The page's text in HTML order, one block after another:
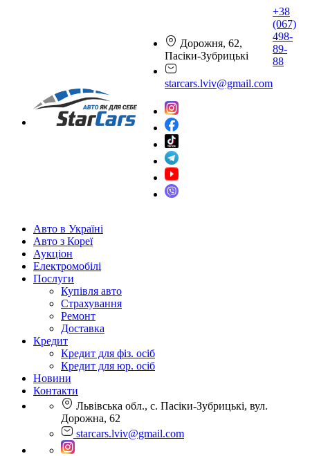
Дорожня, 62,
Пасіки-Зубрицькі
starcars.lviv@gmail.com
+38
(067)
498-
89-
88
Авто в Україні
Авто з Кореї
Аукціон
Електромобілі
Послуги
Купівля авто
Страхування
Ремонт
Доставка
Кредит
Кредит для фіз. осіб
Кредит для юр. осіб
Новини
Контакти
Львівська обл., с. Пасіки-Зубрицькі, вул.
Дорожна, 62
starcars.lviv@gmail.com